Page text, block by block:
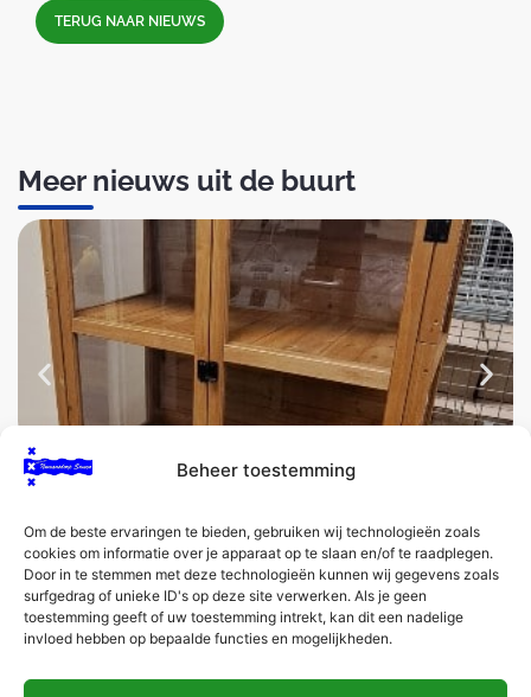
Beheer toestemming
Om de beste ervaringen te bieden, gebruiken wij technologieën zoals
cookies om informatie over je apparaat op te slaan en/of te raadplegen.
Door in te stemmen met deze technologieën kunnen wij gegevens zoals
surfgedrag of unieke ID's op deze site verwerken. Als je geen
toestemming geeft of uw toestemming intrekt, kan dit een nadelige
invloed hebben op bepaalde functies en mogelijkheden.
TERUG NAAR NIEUWS
Meer nieuws uit de buurt
Voedselkasten in Numansdorp
LEES MEER
CONTACT